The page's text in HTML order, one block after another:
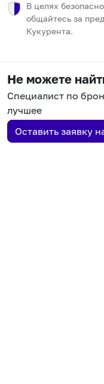
В целях
общайтесь за
Кукурента.
Не можете
Специалист по
лучшее
Оставить заявку